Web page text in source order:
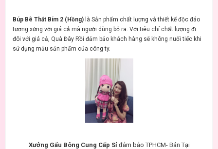
Búp Bê Thắt Bím 2 (Hồng) là Sản phẩm chất lượng và thiết kế độc đáo
tương xứng với giá cả mà người dùng bỏ ra. Với tiêu chí chất lượng đi
đôi với giá cả, Quà Đây Rồi đảm bảo khách hàng sẽ không nuối tiếc khi
sử dụng mẫu sản phẩm của công ty.
Xưởng Gấu Bông Cung Cấp Sỉ đảm bảo TPHCM- Bán Tại